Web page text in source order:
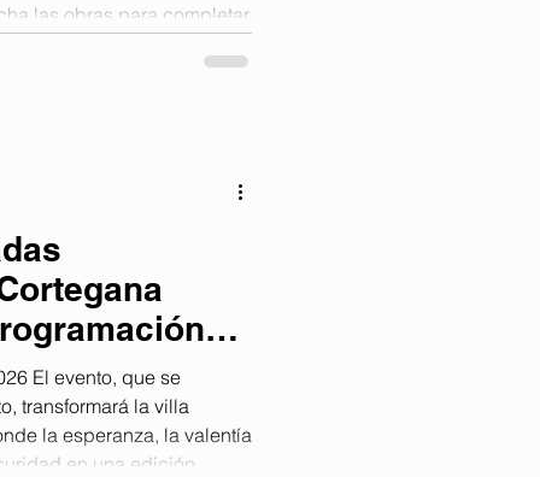
las obras para completar
El consejero de
de calle
El evento, que se
transformará la villa
la esperanza, la valentía
en una edición